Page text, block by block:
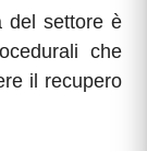
del settore è
che
il recupero